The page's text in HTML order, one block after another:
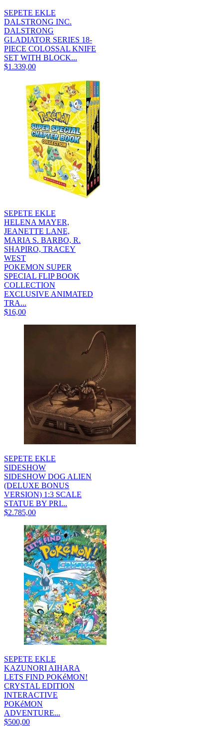
SEPETE EKLE
DALSTRONG INC.
DALSTRONG
GLADIATOR SERIES 18-
PIECE COLOSSAL KNIFE
SET WITH BLOCK...
$1.339,00
SEPETE EKLE
HELENA MAYER,
JEANETTE LANE,
MARIA S. BARBO, R.
SHAPIRO, TRACEY
WEST
POKEMON SUPER
SPECIAL FLIP BOOK
COLLECTION
EXCLUSIVE ANIMATED
TRA...
$16,00
SEPETE EKLE
SIDESHOW
SIDESHOW DOG ALIEN
(DELUXE BONUS
VERSION) 1:3 SCALE
STATUE BY PRI...
$2.785,00
SEPETE EKLE
KAZUNORI AIHARA
LETS FIND POKéMON!
CRYSTAL EDITION
INTERACTIVE
POKéMON
ADVENTURE...
$500,00